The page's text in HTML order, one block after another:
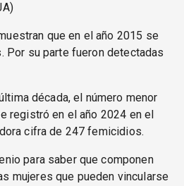
que en el año 2015 se
Por su parte fueron detectadas
década, el número menor
registró en el año 2024 en el
cifra de 247 femicidios.
para saber que componen
mujeres que pueden vincularse